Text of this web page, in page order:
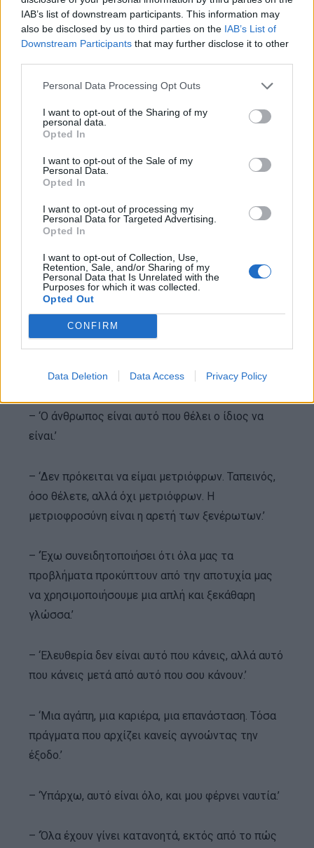
IAB’s list of downstream participants. This information may
also be disclosed by us to third parties on the IAB’s List of
Downstream Participants that may further disclose it to other
Personal Data Processing Opt Outs
I want to opt-out of the Sharing of my
personal data.
Opted In
I want to opt-out of the Sale of my
Personal Data.
Opted In
I want to opt-out of processing my
Personal Data for Targeted Advertising.
Opted In
I want to opt-out of Collection, Use,
Retention, Sale, and/or Sharing of my
Personal Data that Is Unrelated with the
Purposes for which it was collected.
Opted Out
CONFIRM
Data Deletion Data Access Privacy Policy
που χάνεις την ψευδαίσθηση ότι είσαι αιώνιος.’
– ‘Μπορεί να υπάρξουν καλύτερες εποχές, αλλά
αυτή εδώ είναι η δική μας.’
– ‘Θέλω να διατηρήσω τον κόσμο όπως είναι, όχι
γιατί μου φαίνεται καλός – αντίθετα τον θεωρώ
άθλιο – αλλά γιατί ζω μέσα σ’ αυτόν και δεν
μπορώ να τον καταστρέψω χωρίς να
καταστραφώ μαζί του.’
φτωχοί που πεθαίνουν.’
– ‘Ο άνθρωπος είναι αυτό που θέλει ο ίδιος να
είναι.’
– ‘Δεν πρόκειται να είμαι μετριόφρων. Ταπεινός,
όσο θέλετε, αλλά όχι μετριόφρων. Η
μετριοφροσύνη είναι η αρετή των ξενέρωτων.’
– ‘Έχω συνειδητοποιήσει ότι όλα μας τα
προβλήματα προκύπτουν από την αποτυχία μας
να χρησιμοποιήσουμε μια απλή και ξεκάθαρη
γλώσσα.’
– ‘Ελευθερία δεν είναι αυτό που κάνεις, αλλά αυτό
που κάνεις μετά από αυτό που σου κάνουν.’
– ‘Μια αγάπη, μια καριέρα, μια επανάσταση. Τόσα
πράγματα που αρχίζει κανείς αγνοώντας την
έξοδο.’
– ‘Υπάρχω, αυτό είναι όλο, και μου φέρνει ναυτία.’
– ‘Όλα έχουν γίνει κατανοητά, εκτός από το πώς